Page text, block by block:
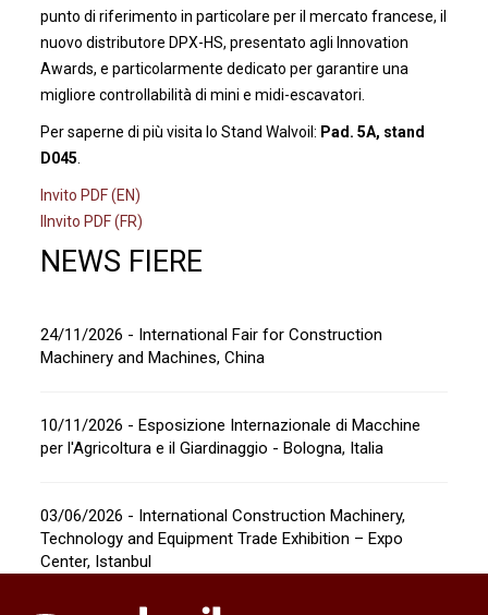
punto di riferimento in particolare per il mercato francese, il
nuovo distributore DPX-HS, presentato agli Innovation
Awards, e particolarmente dedicato per garantire una
migliore controllabilità di mini e midi-escavatori.
Per saperne di più visita lo Stand Walvoil: Pad. 5A, stand
D045
Invito PDF (EN)
IInvito PDF (FR)
NEWS FIERE
24/11/2026 - International Fair for Construction
Machinery and Machines, China
10/11/2026 - Esposizione Internazionale di Macchine
per l'Agricoltura e il Giardinaggio - Bologna, Italia
03/06/2026 - International Construction Machinery,
Technology and Equipment Trade Exhibition – Expo
Center, Istanbul